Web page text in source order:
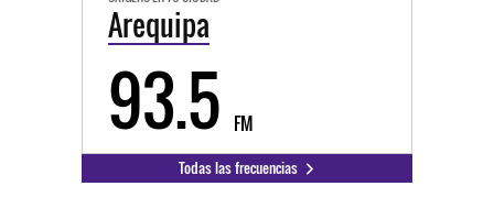
Arequipa
93.5 FM
Todas las frecuencias